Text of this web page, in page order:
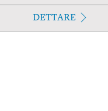
DETTARE